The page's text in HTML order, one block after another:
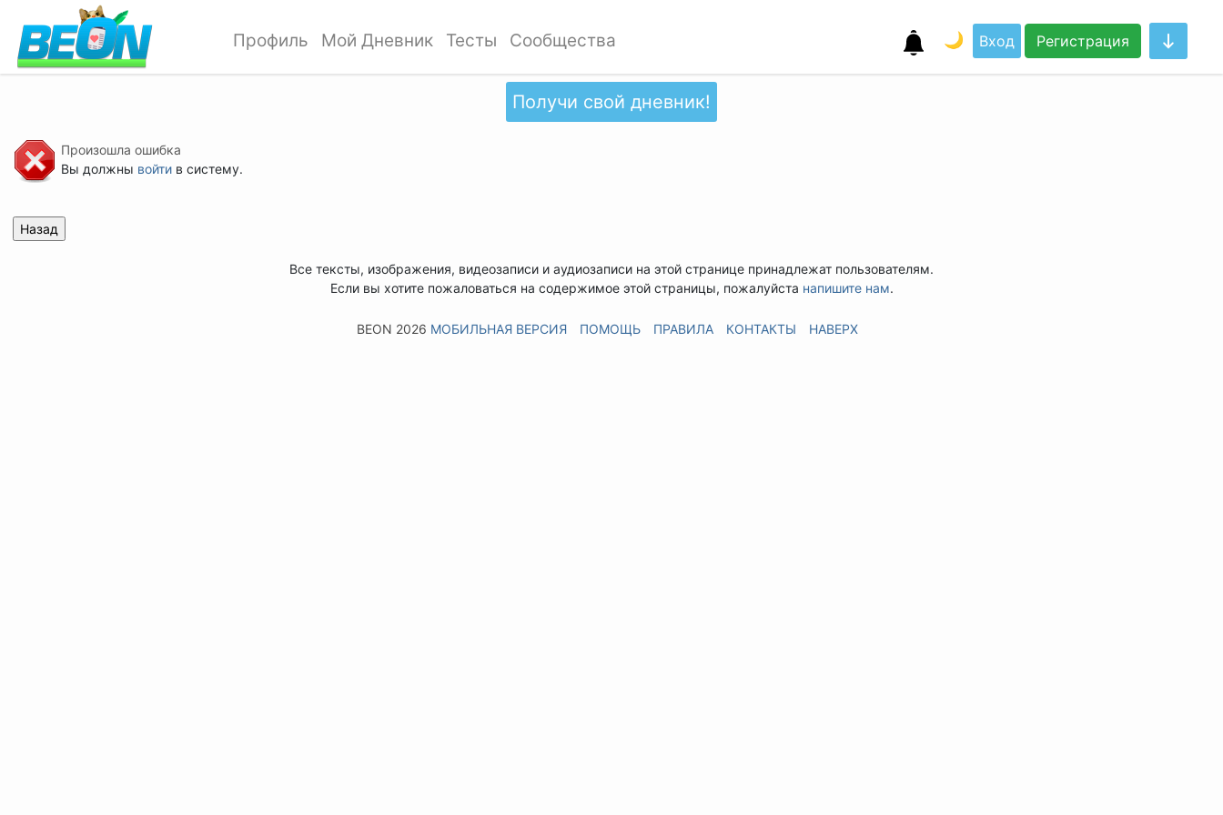
Профиль Мой Дневник Тесты Сообщества 🌙 Вход Регистрация
Получи свой дневник!
Произошла ошибка
Вы должны войтив систему.
Все тексты, изображения, видеозаписи и аудиозаписи на этой странице принадлежат пользователям.
Если вы хотите пожаловаться на содержимое этой страницы, пожалуйста напишите нам.
BEON 2026 МОБИЛЬНАЯ ВЕРСИЯ ПОМОЩЬ ПРАВИЛА КОНТАКТЫ НАВЕРХ